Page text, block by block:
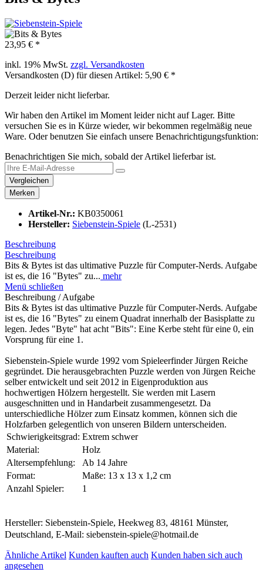
23,95 € *
inkl. 19% MwSt. zzgl. Versandkosten
Versandkosten (D) für diesen Artikel: 5,90 € *
Derzeit leider nicht lieferbar.
Wir haben den Artikel im Moment leider nicht auf Lager. Bitte
versuchen Sie es in Kürze wieder, wir bekommen regelmäßig neue
Ware. Oder benutzen Sie einfach unsere Benachrichtigungsfunktion:
Benachrichtigen Sie mich, sobald der Artikel lieferbar ist.
Vergleichen
Merken
Artikel-Nr.: KB0350061
Hersteller: Siebenstein-Spiele (L-2531)
Beschreibung
Beschreibung
Bits & Bytes ist das ultimative Puzzle für Computer-Nerds. Aufgabe
ist es, die 16 "Bytes" zu... mehr
Menü schließen
Beschreibung / Aufgabe
Bits & Bytes ist das ultimative Puzzle für Computer-Nerds. Aufgabe
ist es, die 16 "Bytes" zu einem Quadrat innerhalb der Basisplatte zu
legen. Jedes "Byte" hat acht "Bits": Eine Kerbe steht für eine 0, ein
Vorsprung für eine 1.
Siebenstein-Spiele wurde 1992 vom Spieleerfinder Jürgen Reiche
gegründet. Die herausgebrachten Puzzle werden von Jürgen Reiche
selber entwickelt und seit 2012 in Eigenproduktion aus
hochwertigen Hölzern hergestellt. Sie werden mit Lasern
ausgeschnitten und in Handarbeit zusammengesetzt. Da
unterschiedliche Hölzer zum Einsatz kommen, können sich die
Holzfarben gelegentlich von unseren Bildern unterscheiden.
Schwierigkeitsgrad: Extrem schwer
Material:
Holz
Altersempfehlung:
Ab 14 Jahre
Format:
Maße: 13 x 13 x 1,2 cm
Anzahl Spieler:
1
Hersteller: Siebenstein-Spiele, Heekweg 83, 48161 Münster,
Deutschland, E-Mail: siebenstein-spiele@hotmail.de
Ähnliche Artikel Kunden kauften auch Kunden haben sich auch
angesehen